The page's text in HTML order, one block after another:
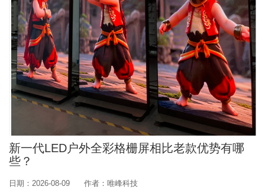
新一代LED户外全彩格栅屏相比老款优势有哪
些？
日期：2026-08-09 作者：唯峰科技